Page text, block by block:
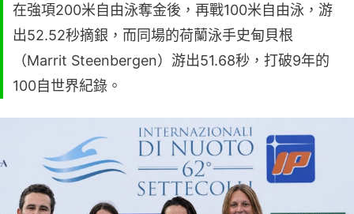
在強項200米自由泳奪金後，再戰100米自由泳，游
出52.52秒摘銀，而同場的荷蘭泳手史甸貝根
（Marrit Steenbergen）游出51.68秒，打破9年的
100自世界紀錄。